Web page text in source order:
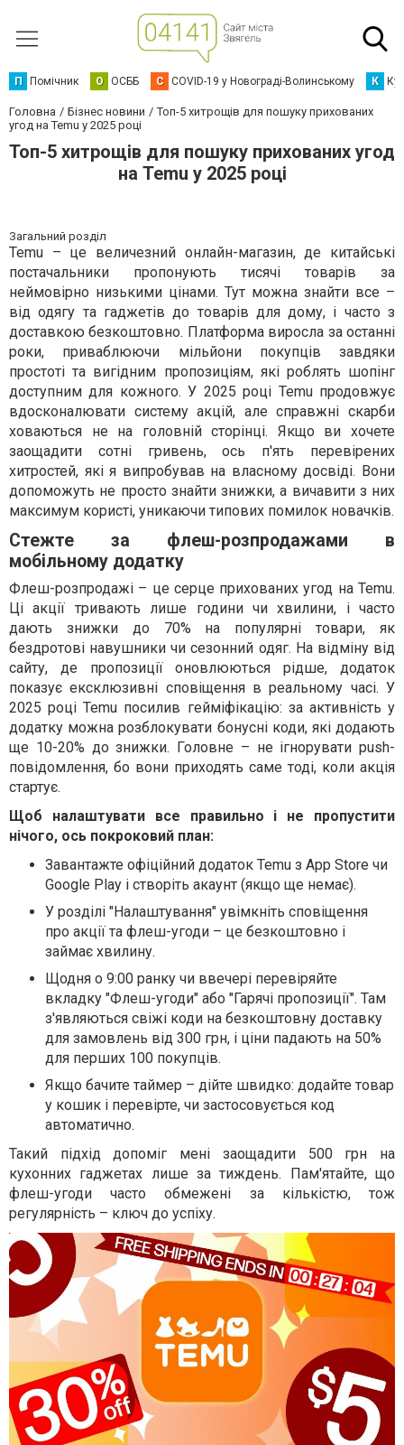
П Помічник О ОСББ C COVID-19 у Новограді-Волинському К
Головна Бізнес новини
Топ-5 хитрощів для пошуку прихованих
угод на Temu у 2025 році
Топ-5 хитрощів для пошуку прихованих угод
на Temu у 2025 році
Загальний розділ
Temu – це величезний онлайн-магазин, де китайські
постачальники пропонують тисячі товарів за
неймовірно низькими цінами. Тут можна знайти все –
від одягу та гаджетів до товарів для дому, і часто з
доставкою безкоштовно. Платформа виросла за останні
роки, приваблюючи мільйони покупців завдяки
простоті та вигідним пропозиціям, які роблять шопінг
доступним для кожного. У 2025 році Temu продовжує
вдосконалювати систему акцій, але справжні скарби
ховаються не на головній сторінці. Якщо ви хочете
заощадити сотні гривень, ось п'ять перевірених
хитростей, які я випробував на власному досвіді. Вони
допоможуть не просто знайти знижки, а вичавити з них
максимум користі, уникаючи типових помилок новачків.
Стежте за флеш-розпродажами в
мобільному додатку
Флеш-розпродажі – це серце прихованих угод на Temu.
Ці акції тривають лише години чи хвилини, і часто
дають знижки до 70% на популярні товари, як
бездротові навушники чи сезонний одяг. На відміну від
сайту, де пропозиції оновлюються рідше, додаток
показує ексклюзивні сповіщення в реальному часі. У
2025 році Temu посилив гейміфікацію: за активність у
додатку можна розблокувати бонусні коди, які додають
ще 10-20% до знижки. Головне – не ігнорувати push-
повідомлення, бо вони приходять саме тоді, коли акція
стартує.
Щоб налаштувати все правильно і не пропустити
нічого, ось покроковий план:
Завантажте офіційний додаток Temu з App Store чи
Google Play і створіть акаунт (якщо ще немає).
У розділі "Налаштування" увімкніть сповіщення
про акції та флеш-угоди – це безкоштовно і
займає хвилину.
Щодня о 9:00 ранку чи ввечері перевіряйте
вкладку "Флеш-угоди" або "Гарячі пропозиції". Там
з'являються свіжі коди на безкоштовну доставку
для замовлень від 300 грн, і ціни падають на 50%
для перших 100 покупців.
Якщо бачите таймер – дійте швидко: додайте товар
у кошик і перевірте, чи застосовується код
автоматично.
Такий підхід допоміг мені заощадити 500 грн на
кухонних гаджетах лише за тиждень. Пам'ятайте, що
флеш-угоди часто обмежені за кількістю, тож
регулярність – ключ до успіху.